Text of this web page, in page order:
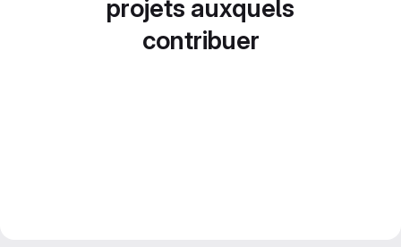
projets auxquels
contribuer